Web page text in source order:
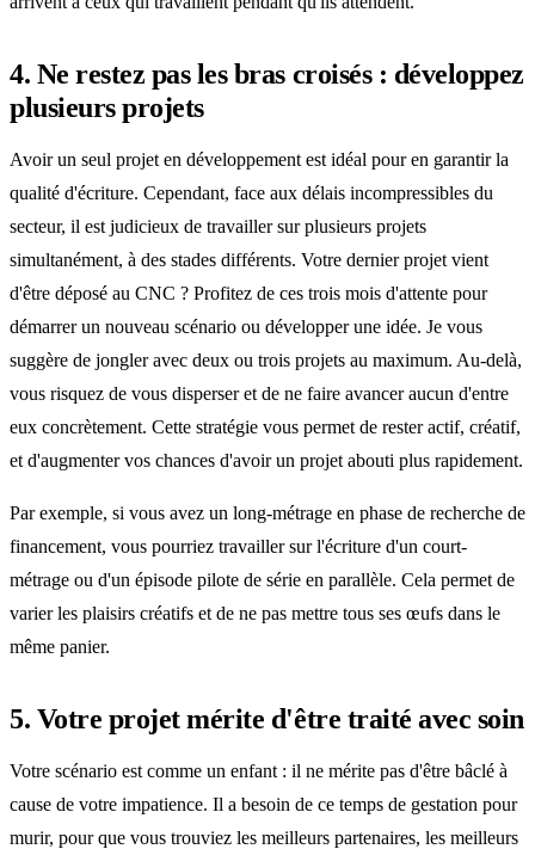
4. Ne restez pas les bras croisés : développez
plusieurs projets
Avoir un seul projet en développement est idéal pour en garantir la
qualité d'écriture. Cependant, face aux délais incompressibles du
secteur, il est judicieux de travailler sur plusieurs projets
simultanément, à des stades différents. Votre dernier projet vient
d'être déposé au CNC ? Profitez de ces trois mois d'attente pour
démarrer un nouveau scénario ou développer une idée. Je vous
suggère de jongler avec deux ou trois projets au maximum. Au-delà,
vous risquez de vous disperser et de ne faire avancer aucun d'entre
eux concrètement. Cette stratégie vous permet de rester actif, créatif,
et d'augmenter vos chances d'avoir un projet abouti plus rapidement.
Par exemple, si vous avez un long-métrage en phase de recherche de
financement, vous pourriez travailler sur l'écriture d'un court-
métrage ou d'un épisode pilote de série en parallèle. Cela permet de
varier les plaisirs créatifs et de ne pas mettre tous ses œufs dans le
même panier.
5. Votre projet mérite d'être traité avec soin
Votre scénario est comme un enfant : il ne mérite pas d'être bâclé à
cause de votre impatience. Il a besoin de ce temps de gestation pour
murir, pour que vous trouviez les meilleurs partenaires, les meilleurs